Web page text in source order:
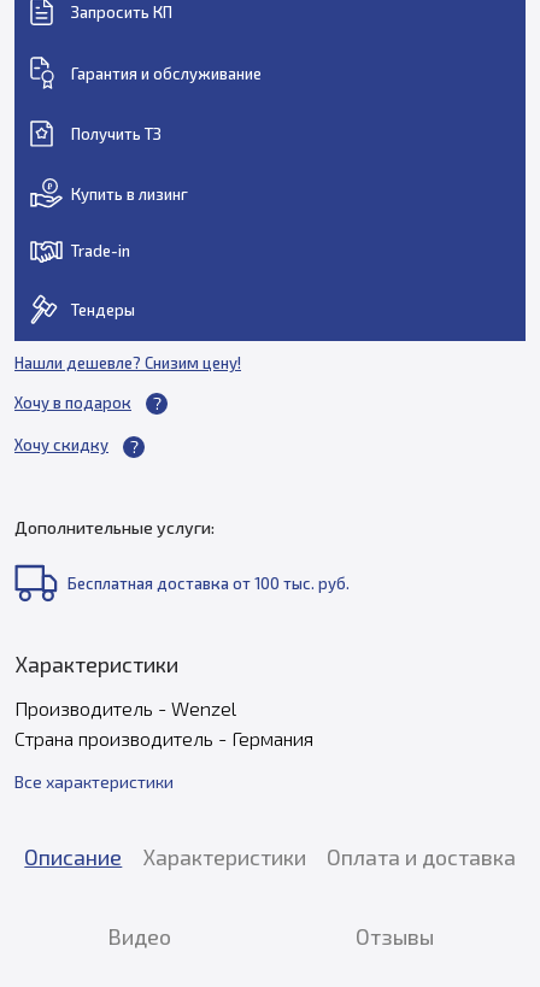
Запросить КП
Гарантия и обслуживание
Получить ТЗ
Купить в лизинг
Trade-in
Тендеры
Нашли дешевле? Снизим цену!
Хочу в подарок
Хочу скидку
Дополнительные услуги:
Бесплатная доставка от 100 тыс. руб.
Характеристики
Производитель - Wenzel
Страна производитель - Германия
Все характеристики
Описание Характеристики Оплата и доставка
Видео Отзывы